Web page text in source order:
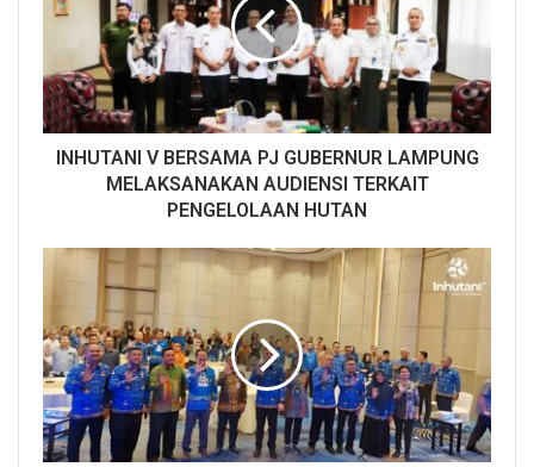
INHUTANI V BERSAMA PJ GUBERNUR LAMPUNG
MELAKSANAKAN AUDIENSI TERKAIT
PENGELOLAAN HUTAN